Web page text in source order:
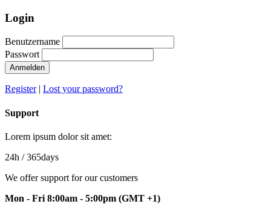
Login
Benutzername
Passwort
Anmelden
Register| Lost your password?
Support
Lorem ipsum dolor sit amet:
24h / 365days
We offer support for our customers
Mon - Fri 8:00am - 5:00pm (GMT +1)